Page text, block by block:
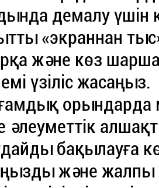
демалу үшін
«экраннан
және көз
үзіліс жасаңыз.
әлеуметтік
бақылауға
және жалпы